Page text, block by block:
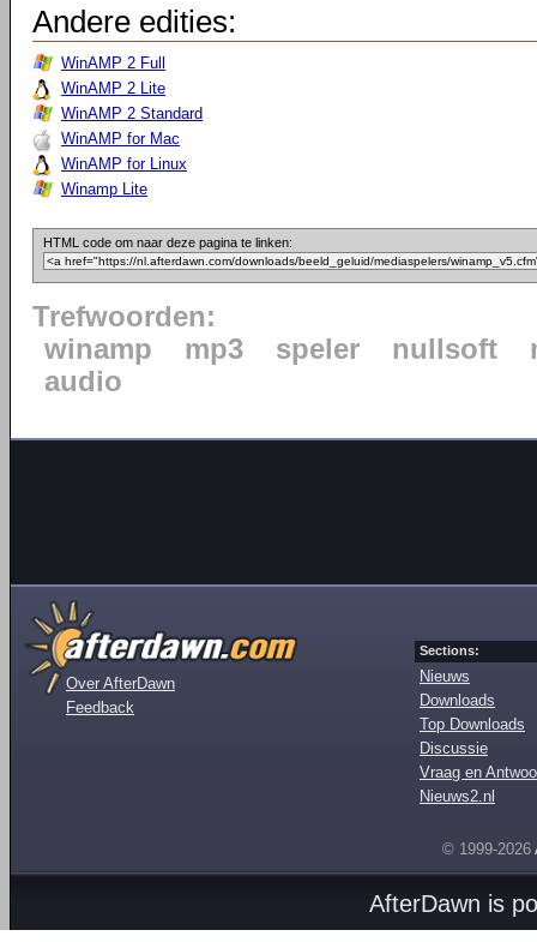
Andere edities:
WinAMP 2 Full
WinAMP 2 Lite
WinAMP 2 Standard
WinAMP for Mac
WinAMP for Linux
Winamp Lite
HTML code om naar deze pagina te linken:
Trefwoorden:
winamp
mp3 speler nullsoft
audio
Over AfterDawn
Feedback
Sections:
Nieuws
Downloads
Top Downloads
Discussie
Vraag en
Nieuws2.nl
© 1999-2026
AfterDawn is